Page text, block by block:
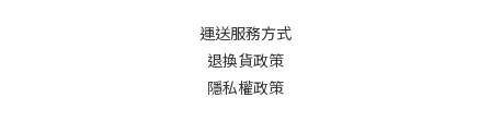
運送服務方式
退換貨政策
隱私權政策